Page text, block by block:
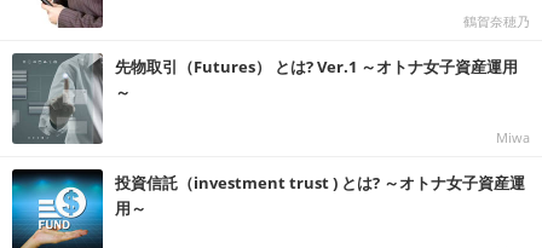
鶴賀奈穂乃
先物取引（Futures） とは? Ver.1 ～オトナ女子資産運用
～
Miwa
投資信託（investment trust ) とは? ～オトナ女子資産運
用～